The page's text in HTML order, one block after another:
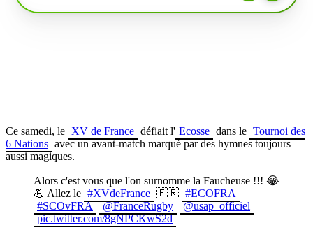
Ce samedi, le XV de France défiait l' Ecosse dans le Tournoi des
6 Nations avec un avant-match marqué par des hymnes toujours
aussi magiques.
Alors c'est vous que l'on surnomme la Faucheuse !!! 😂
💪 Allez le #XVdeFrance 🇫🇷 #ECOFRA
#SCOvFRA
@FranceRugby
@usap_officiel
pic.twitter.com/8gNPCKwS2d